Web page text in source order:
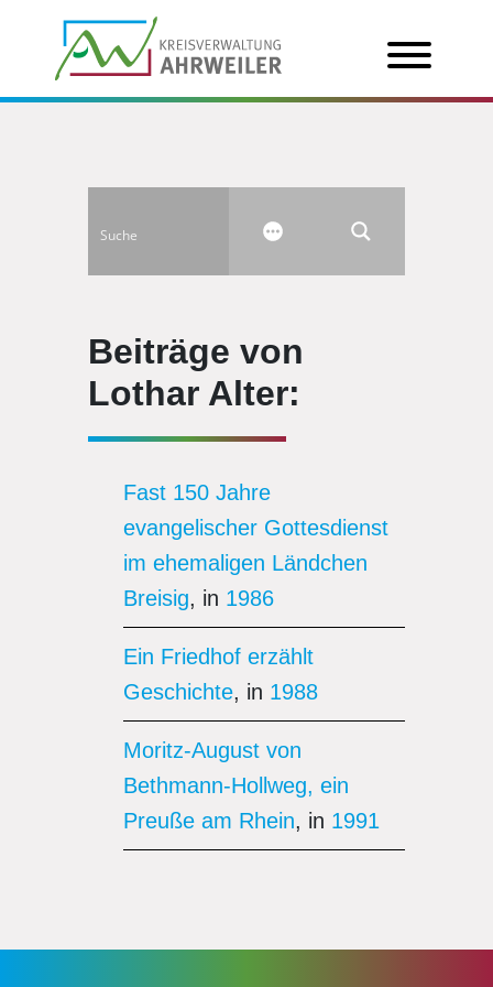
Beiträge von
Lothar Alter:
Fast 150 Jahre
evangelischer Gottesdienst
im ehemaligen Ländchen
Breisig, in 1986
Ein Friedhof erzählt
Geschichte, in 1988
Moritz-August von
Bethmann-Hollweg, ein
Preuße am Rhein, in 1991